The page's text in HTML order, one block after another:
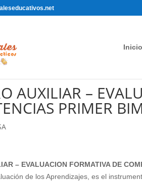
Inicio
AUXILIAR –
PRIMER
– EVALUACION FORMATIVA DE
de los Aprendizajes, es el